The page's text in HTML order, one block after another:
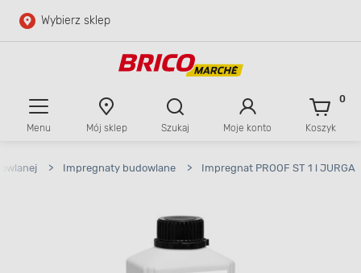
Przejdź do głównej zawartości
Wybierz sklep
Menu Mój sklep Szukaj Moje konto Koszyk
0
> Impregnaty budowlane > Impregnat PROOF ST 1 l JURGA